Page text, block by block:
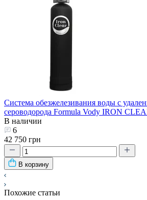
Система обезжелезивания воды с
сероводорода Formula Vody IRON
В наличии
6
42 750 грн
В корзину
Похожие статьи